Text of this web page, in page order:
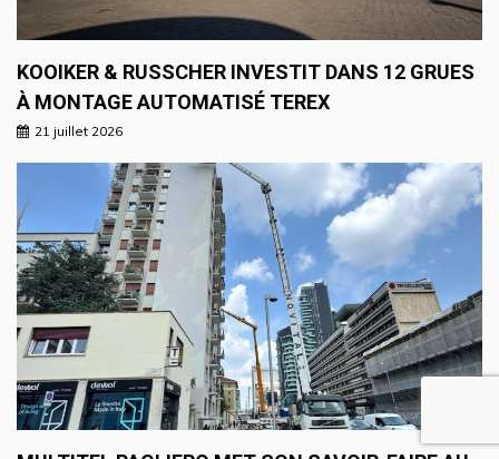
KOOIKER & RUSSCHER INVESTIT DANS 12 GRUES
À MONTAGE AUTOMATISÉ TEREX
21 juillet 2026